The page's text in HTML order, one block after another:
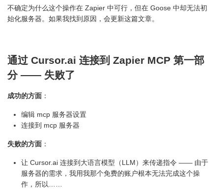
不确定为什么这个操作在 Zapier 中可行，但在 Goose 中却无法初
始化服务器。如果我找到原因，会更新这篇文章。
通过 Cursor.ai 连接到 Zapier MCP 第一部
分 —— 失败了
成功的方面 ：
编辑 mcp 服务器设置
连接到 mcp 服务器
失败的方面 ：
让 Cursor.ai 连接到大语言模型（LLM）来传递指令 —— 由于
服务器的需求，我用我那个免费的账户根本无法完成这个操
作，所以……